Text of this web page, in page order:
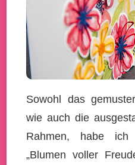
Sowohl das
wie auch die
Rahmen, habe
„Blumen voller